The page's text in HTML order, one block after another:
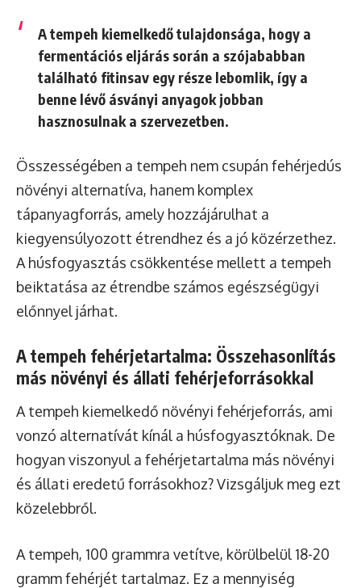
A tempeh kiemelkedő tulajdonsága, hogy a
fermentációs eljárás során a szójababban
található fitinsav egy része lebomlik, így a
benne lévő ásványi anyagok jobban
hasznosulnak a szervezetben.
Összességében a tempeh nem csupán fehérjedús
növényi alternatíva, hanem komplex
tápanyagforrás, amely hozzájárulhat a
kiegyensúlyozott étrendhez és a jó közérzethez.
A húsfogyasztás csökkentése mellett a tempeh
beiktatása az étrendbe számos egészségügyi
előnnyel járhat.
A tempeh fehérjetartalma: Összehasonlítás
más növényi és állati fehérjeforrásokkal
A tempeh kiemelkedő növényi fehérjeforrás, ami
vonzó alternatívát kínál a húsfogyasztóknak. De
hogyan viszonyul a fehérjetartalma más növényi
és állati eredetű forrásokhoz? Vizsgáljuk meg ezt
közelebbről.
A tempeh, 100 grammra vetítve, körülbelül 18-20
gramm fehérjét tartalmaz. Ez a mennyiség